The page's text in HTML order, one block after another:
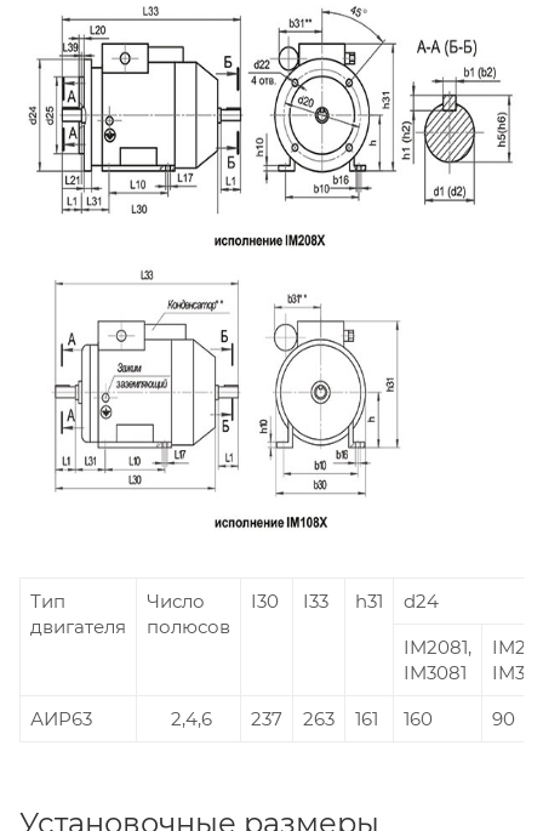
Тип
двигателя
Число
полюсов
I30 I33 h31
d24
IM2081,
IM3081
АИР63
2,4,6 237 263 161 160 90
Установочные размеры